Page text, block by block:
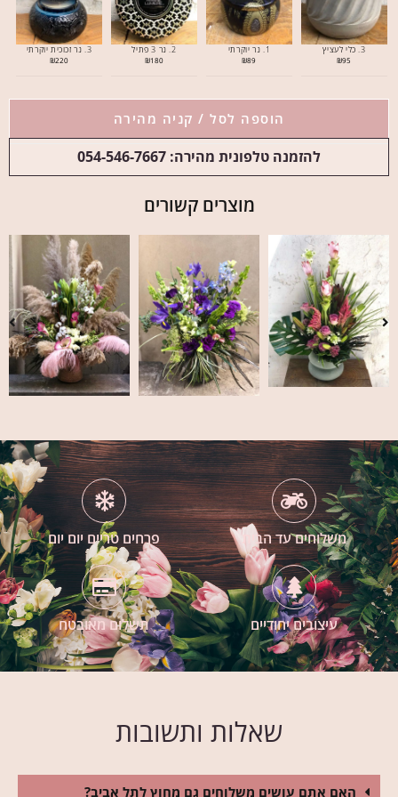
3. כלי לעציץ
₪95
1. נר יוקרתי
₪89
2. נר 3 פתיל
₪180
3. נר זכוכית יוקרתי
₪220
הוספה לסל / קניה מהירה
להזמנה טלפונית מהירה: 054-546-7667
מוצרים קשורים
משלוחים עד הבית פרחים טריים יום יום
עיצובים יחודיים תשלום מאובטח
שאלות ותשובות
האם אתם עושים משלוחים גם מחוץ לתל אביב?